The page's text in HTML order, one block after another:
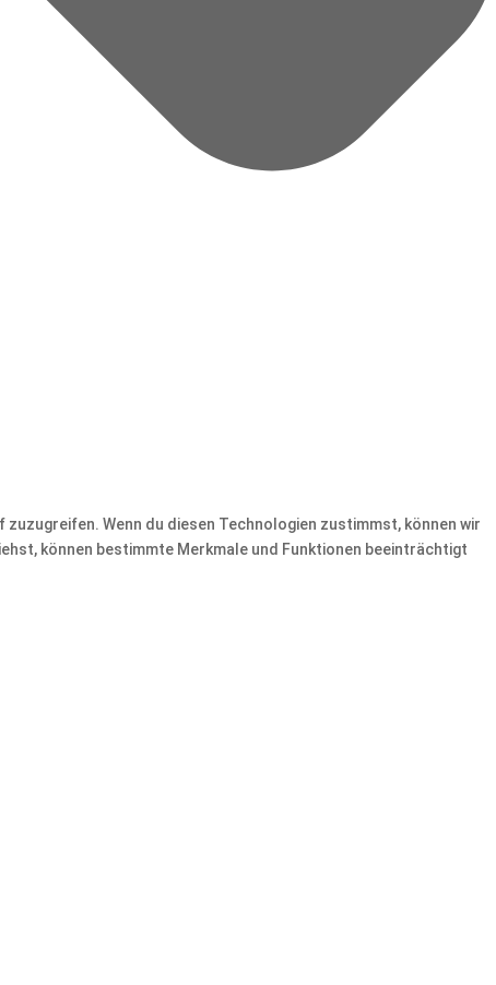
Wenn du diesen Technologien zustimmst, können wir
können bestimmte Merkmale und Funktionen beeinträchtigt